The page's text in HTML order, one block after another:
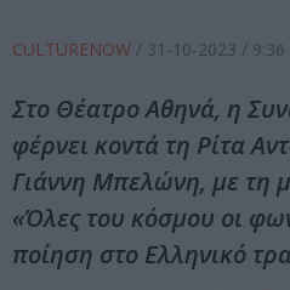
CULTURENOW / 31-10-2023 / 9:36
Στο Θέατρο Αθηνά, η
φέρνει κοντά τη Ρίτα
Γιάννη Μπελώνη, με τη
«Όλες του κόσμου οι
ποίηση στο Ελληνικό